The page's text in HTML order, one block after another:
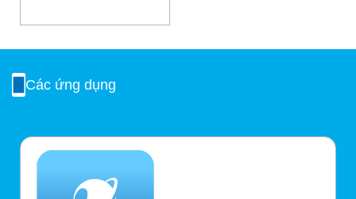
Các ứng dụng